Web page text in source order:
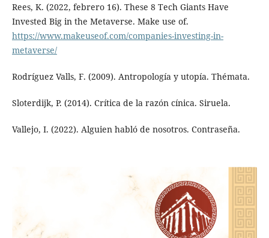
Rees, K. (2022, febrero 16). These 8 Tech Giants Have
Invested Big in the Metaverse. Make use of.
https://www.makeuseof.com/companies-investing-in-
metaverse/
Rodríguez Valls, F. (2009). Antropología y utopía. Thémata.
Sloterdijk, P. (2014). Crítica de la razón cínica. Siruela.
Vallejo, I. (2022). Alguien habló de nosotros. Contraseña.